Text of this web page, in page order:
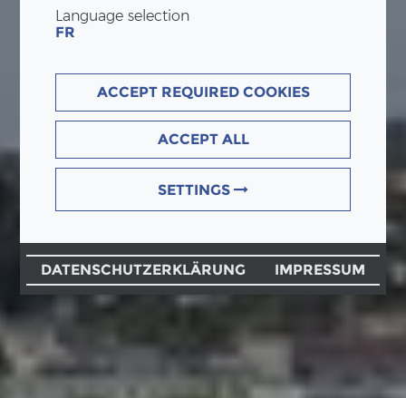
Language selection
FR
ACCEPT REQUIRED COOKIES
ACCEPT ALL
SETTINGS
DATENSCHUTZERKLÄRUNG IMPRESSUM